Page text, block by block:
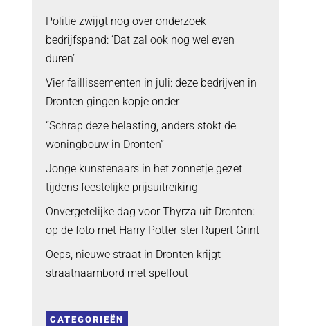
Politie zwijgt nog over onderzoek
bedrijfspand: ‘Dat zal ook nog wel even
duren’
Vier faillissementen in juli: deze bedrijven in
Dronten gingen kopje onder
“Schrap deze belasting, anders stokt de
woningbouw in Dronten”
Jonge kunstenaars in het zonnetje gezet
tijdens feestelijke prijsuitreiking
Onvergetelijke dag voor Thyrza uit Dronten:
op de foto met Harry Potter-ster Rupert Grint
Oeps, nieuwe straat in Dronten krijgt
straatnaambord met spelfout
CATEGORIEËN